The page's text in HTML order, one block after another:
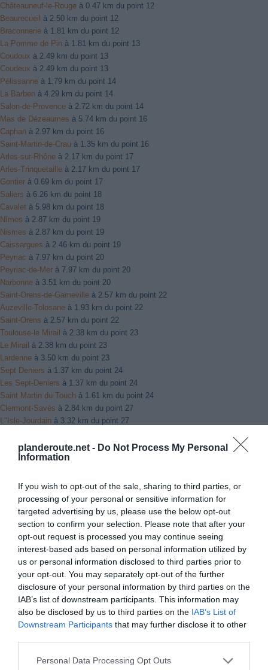
planderoute.net - Do Not Process My Personal
Information
If you wish to opt-out of the sale, sharing to third parties, or
processing of your personal or sensitive information for
targeted advertising by us, please use the below opt-out
section to confirm your selection. Please note that after your
opt-out request is processed you may continue seeing
interest-based ads based on personal information utilized by
us or personal information disclosed to third parties prior to
your opt-out. You may separately opt-out of the further
disclosure of your personal information by third parties on the
IAB’s list of downstream participants. This information may
also be disclosed by us to third parties on the IAB’s List of
Downstream Participants that may further disclose it to other
Personal Data Processing Opt Outs
Châteauneuf-le-Rouge à 0.47 km du point 12
Beaurecueil à 2.50 km du point 12
Braconnerie à 1.81 km du point 12
La Pomme de Pin à 1.81 km du point 13
Coudoux à 2.49 km du point 13
Coudeux à 2.49 km du point 13
Pélissanne à 1.79 km du point 14
La Barben à 4.29 km du point 14
Salon-de-Provence à 2.72 km du point 14
Mas de Dézeaumes à 5.74 km du point 16
Caphan à 2.97 km du point 16
Saint-Martin-de-Crau à 1.35 km du point 16
Arles-sur-Rhône à 2.17 km du point 17
Arles-Trinquetaille à 2.17 km du point 17
Gontier à 0.69 km du point 17
Saliers à 6.26 km du point 18
Cavalet à 5.98 km du point 18
Nîmes à 2.87 km du point 19
Nismes à 2.87 km du point 19
Caissargues à 2.46 km du point 19
Peyriac à 7.97 km du point 20
Peyriac-de-Mer à 7.97 km du point 20
Narbonne à 3.51 km du point 20
Saint-Orens-de-Gameville à 2.57 km du point 22
Auzeville-Tolosane à 1.93 km du point 22
Saint-Orens à 2.57 km du point 22
Toulouse-le Mirail à 2.38 km du point 23
Le Mirail à 2.38 km du point 23
Lardenne à 3.50 km du point 23
Sept Deniers à 1.37 km du point 24
Les Sept-Deniers à 1.37 km du point 24
Saint Martin du Touch à 1.61 km du point 24
Clermont-Savès à 2.84 km du point 27
L"Isle-Jourdain à 3.32 km du point 27
Gimontà 1.08 km du point 28
Escorneboeufà 3.25 km du point 28
Aubiet à 4.85 km du point 30
L"Isle-Arnéà 5.08 km du point 31
Leboulinà 2.34 km du point 32
Auchà 4.62 km du point 32
Montaut-les-Crénauxà 4.49 km du point 32
Duranà 1.52 km du point 33
Castinà 3.26 km du point 33
Caillavetà 3.56 km du point 34
Saint-Jean-Poutge à 1.01 km du point 34
Biran à 4.38 km du point 34
Marambatà 1.64 km du point 35
Mourèdeà 3.92 km du point 35
à 4.92 km du point 37